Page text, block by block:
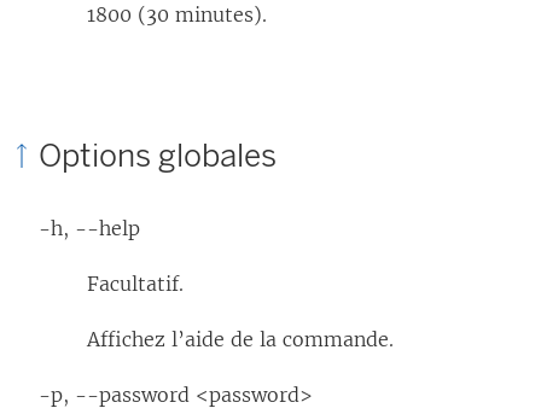
1800 (30 minutes).
Options globales
-h, --help
Facultatif.
Affichez l’aide de la commande.
-p, --password <password>